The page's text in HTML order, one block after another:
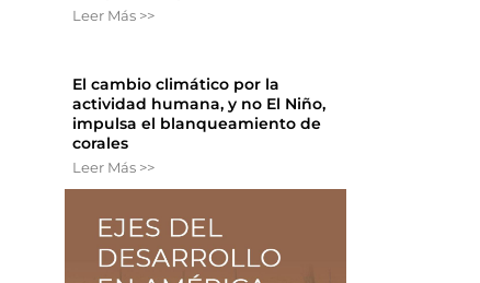
Leer Más >>
El cambio climático por la
actividad humana, y no El Niño,
impulsa el blanqueamiento de
corales
Leer Más >>